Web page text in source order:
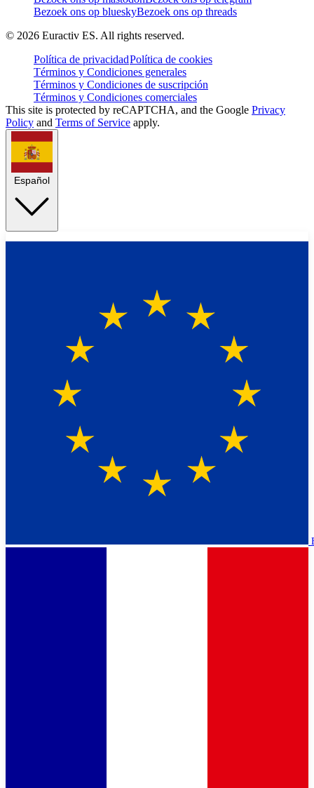
Bezoek ons op blueskyBezoek ons op threads
© 2026 Euractiv ES. All rights reserved.
Política de privacidadPolítica de cookies
Términos y Condiciones generales
Términos y Condiciones de suscripción
Términos y Condiciones comerciales
This site is protected by reCAPTCHA, and the Google Privacy
Policy and Terms of Service apply.
Español